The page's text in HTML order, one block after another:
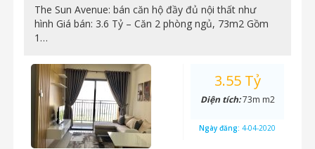
The Sun Avenue: bán căn hộ đầy đủ nội thất như
hình Giá bán: 3.6 Tỷ – Căn 2 phòng ngủ, 73m2 Gồm
1…
3.55 Tỷ
Diện tích:73m m2
Ngày đăng: 4-04-2020